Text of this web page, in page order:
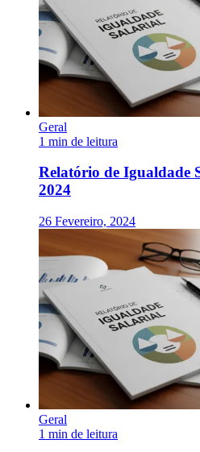
Geral
1 min de leitura
Relatório de Igualdade
2024
26 Fevereiro, 2024
Geral
1 min de leitura